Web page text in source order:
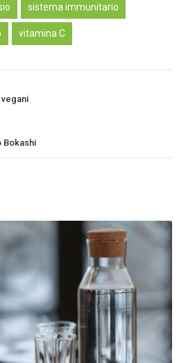
sistema immunitario
vitamina C
Bokashi